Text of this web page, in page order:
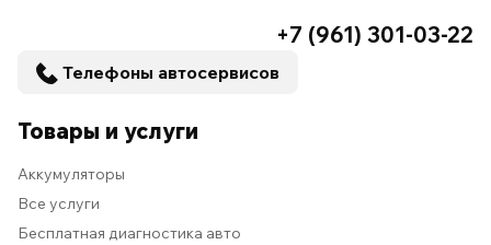
+7 (961) 301-03-22
Телефоны автосервисов
Товары и услуги
Аккумуляторы
Все услуги
Бесплатная диагностика авто